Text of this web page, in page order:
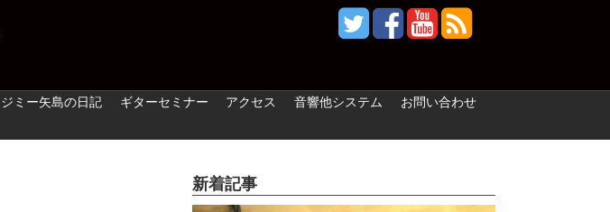
ジミー矢島の日記 ギターセミナー アクセス 音響他システム
お問い合わせ
新着記事